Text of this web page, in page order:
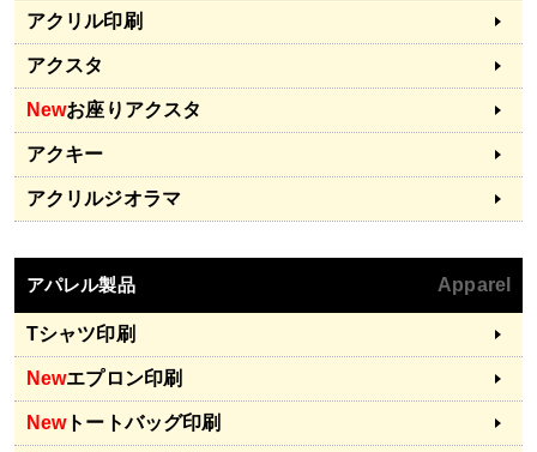
アクリル印刷
アクスタ
Newお座りアクスタ
アクキー
アクリルジオラマ
アパレル製品 Apparel
Tシャツ印刷
Newエプロン印刷
Newトートバッグ印刷